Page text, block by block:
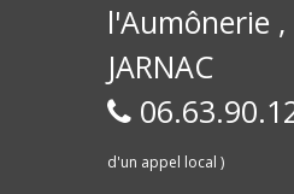
l'Aumônerie
JARNAC
d'un appel local )